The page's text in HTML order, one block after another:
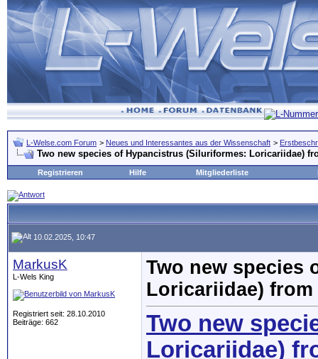
L-Welse.com Forum > Neues und Interessantes aus der Wissenschaft >
Two new species of Hypancistrus (Siluriformes: Loricariidae)
Registrieren Hilfe Mitgliederliste
10.02.2025, 10:47
MarkusK
L-Wels King
Registriert seit: 28.10.2010
Beiträge: 662
Two new species
Loricariidae)
Two new
Loricariidae)